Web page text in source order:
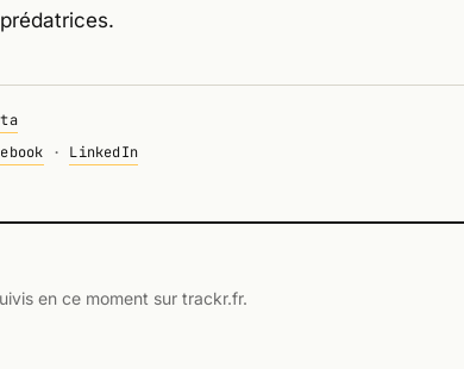
· LinkedIn
en ce moment sur trackr.fr.